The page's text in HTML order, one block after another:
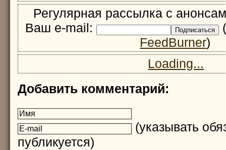
Регулярная рассылка с
Ваш e-mail:
FeedBurner)
Loading...
Добавить комментарий:
(указывать
публикуется)